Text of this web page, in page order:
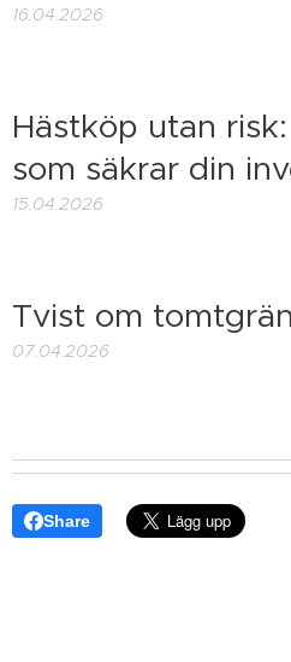
16.04.2026
Hästköp utan
som säkrar din
15.04.2026
Tvist om
07.04.2026
Share